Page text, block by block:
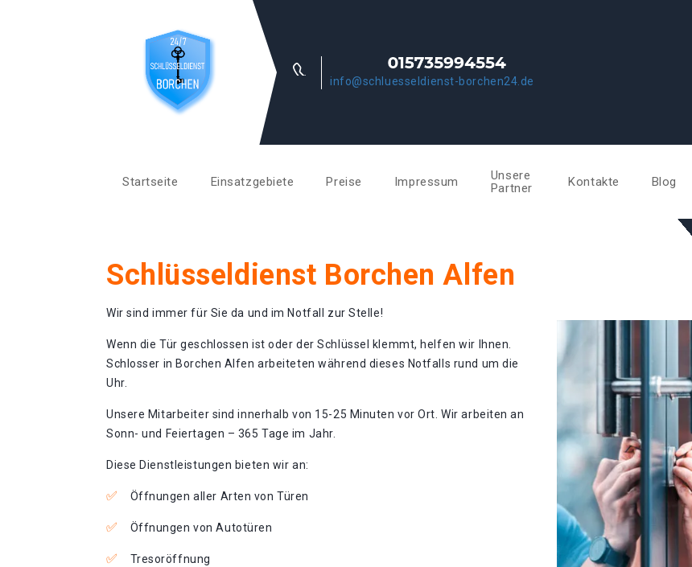
info@schluesseldienst-borchen24.de
Startseite Einsatzgebiete Preise Impressum
Unsere
Partner
Kontakte Blog
Schlüsseldienst Borchen Alfen
Wir sind immer für Sie da und im Notfall zur Stelle!
Wenn die Tür geschlossen ist oder der Schlüssel klemmt, helfen wir Ihnen.
Schlosser in Borchen Alfen arbeiteten während dieses Notfalls rund um die
Uhr.
Unsere Mitarbeiter sind innerhalb von 15-25 Minuten vor Ort. Wir arbeiten an
Sonn- und Feiertagen – 365 Tage im Jahr.
Diese Dienstleistungen bieten wir an:
Öffnungen aller Arten von Türen
Öffnungen von Autotüren
Tresoröffnung